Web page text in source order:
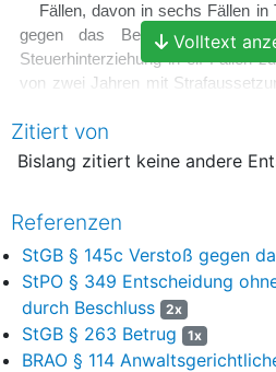
Fällen, davon in sechs Fällen in
gegen das Berufsverbot (§
Steuerhinterziehung in elf Fällen
von zwei Jahren mit
92.914,35 Euro sowie die
angeordnet. Dem Angeklagten
2
Hiergegen wendet sich der
Verletzung materiellen
Rechtsmittel erzielt den aus der
Erfolg ( § 349 Abs. 4 StPO
Sinne von§ 349 Abs. 2 StPO
Volltext
Zitiert von
Bislang zitiert keine andere
Referenzen
StGB § 145c Verstoß gegen
StPO § 349 Entscheidung
durch Beschluss
2x
StGB § 263 Betrug 1x
BRAO § 114